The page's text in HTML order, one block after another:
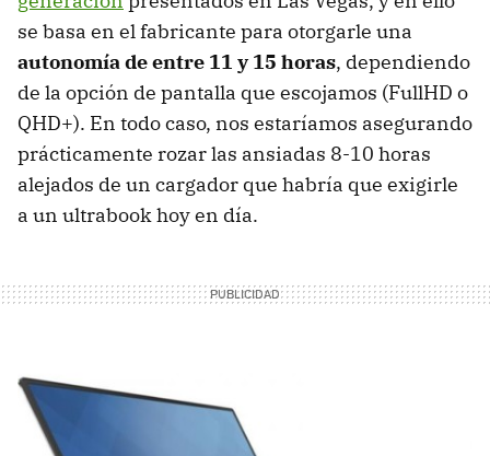
se basa en el fabricante para otorgarle una
autonomía de entre 11 y 15 horas, dependiendo
de la opción de pantalla que escojamos (FullHD o
QHD+). En todo caso, nos estaríamos asegurando
prácticamente rozar las ansiadas 8-10 horas
alejados de un cargador que habría que exigirle
a un ultrabook hoy en día.